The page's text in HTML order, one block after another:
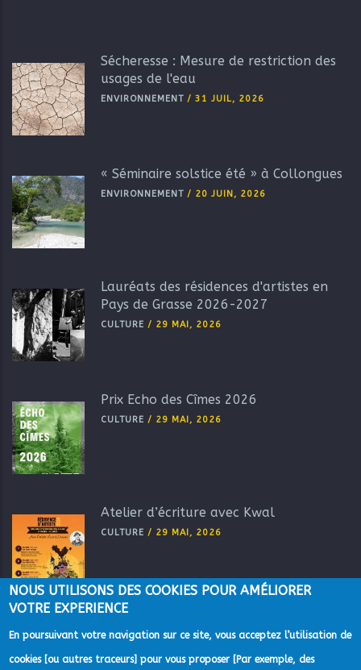
Sécheresse : Mesure de restriction des
usages de l'eau
ENVIRONNEMENT / 31 JUIL, 2026
« Séminaire solstice été » à Collongues
ENVIRONNEMENT / 20 JUIN, 2026
Lauréats des résidences d'artistes en
Pays de Grasse 2026-2027
CULTURE / 29 MAI, 2026
Prix Echo des Cîmes 2026
CULTURE / 29 MAI, 2026
Atelier d’écriture avec Kwal
CULTURE / 29 MAI, 2026
NOUS UTILISONS DES COOKIES POUR AMÉLIORER
VOTRE EXPERIENCE
En poursuivant votre navigation sur ce site, vous acceptez l’utilisation de
cookies [ou autres traceurs] pour vous proposer [Par exemple, des